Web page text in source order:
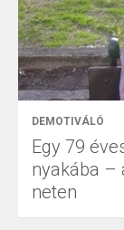
DEMOTIVÁLÓ
Egy 79
nyakába –
neten